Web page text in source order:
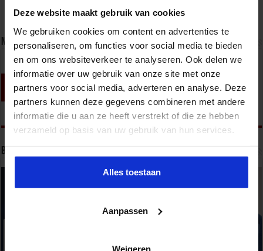
Deze website maakt gebruik van cookies
We gebruiken cookies om content en advertenties te
personaliseren, om functies voor social media te bieden
en om ons websiteverkeer te analyseren. Ook delen we
informatie over uw gebruik van onze site met onze
partners voor social media, adverteren en analyse. Deze
partners kunnen deze gegevens combineren met andere
informatie die u aan ze heeft verstrekt of die ze hebben
verzameld op basis van uw gebruik van hun services.
Alles toestaan
Aanpassen
Weigeren
Nieuwsbrief
Bekijk onze opleidingen